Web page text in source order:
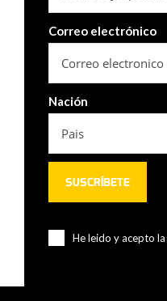
Correo electrónico
Nación
He leido y acepto la